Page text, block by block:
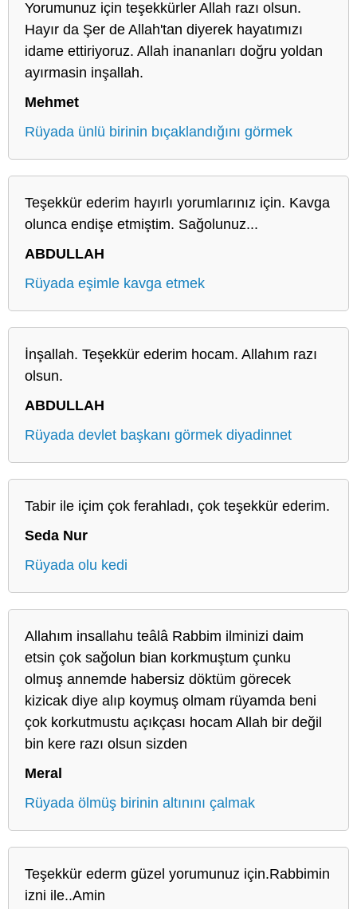
Yorumunuz için teşekkürler Allah razı olsun.
Hayır da Şer de Allah'tan diyerek hayatımızı
idame ettiriyoruz. Allah inananları doğru yoldan
ayırmasin inşallah.
Mehmet
Rüyada ünlü birinin bıçaklandığını görmek
Teşekkür ederim hayırlı yorumlarınız için. Kavga
olunca endişe etmiştim. Sağolunuz...
ABDULLAH
Rüyada eşimle kavga etmek
İnşallah. Teşekkür ederim hocam. Allahım razı
olsun.
ABDULLAH
Rüyada devlet başkanı görmek diyadinnet
Tabir ile içim çok ferahladı, çok teşekkür ederim.
Seda Nur
Rüyada olu kedi
Allahım insallahu teâlâ Rabbim ilminizi daim
etsin çok sağolun bian korkmuştum çunku
olmuş annemde habersiz döktüm görecek
kizicak diye alıp koymuş olmam rüyamda beni
çok korkutmustu açıkçası hocam Allah bir değil
bin kere razı olsun sizden
Meral
Rüyada ölmüş birinin altınını çalmak
Teşekkür ederm güzel yorumunuz için.Rabbimin
izni ile..Amin